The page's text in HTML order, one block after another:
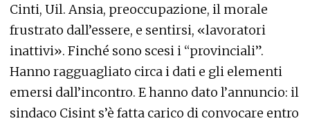
Cinti, Uil. Ansia, preoccupazione, il morale
frustrato dall’essere, e sentirsi, «lavoratori
inattivi». Finché sono scesi i “provinciali”.
Hanno ragguagliato circa i dati e gli elementi
emersi dall’incontro. E hanno dato l’annuncio: il
sindaco Cisint s’è fatta carico di convocare entro